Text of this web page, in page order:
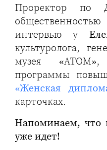
Проректор
общественностью
интервью у
культуролога,
музея
программы
«Женская
карточках.
Напоминаем, что
уже идет!